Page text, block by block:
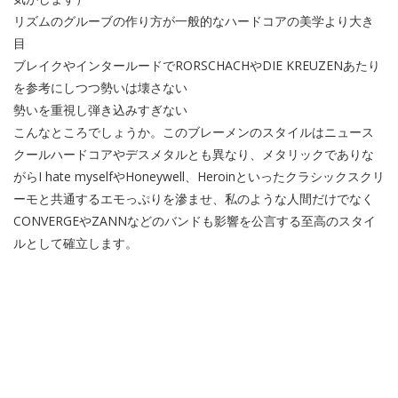
リズムのグルーブの作り方が一般的なハードコアの美学より大き
目
ブレイクやインタールードでRORSCHACHやDIE KREUZENあたり
を参考にしつつ勢いは壊さない
勢いを重視し弾き込みすぎない
こんなところでしょうか。このブレーメンのスタイルはニュース
クールハードコアやデスメタルとも異なり、メタリックでありな
がらI hate myselfやHoneywell、Heroinといったクラシックスクリ
ーモと共通するエモっぷりを滲ませ、私のような人間だけでなく
CONVERGEやZANNなどのバンドも影響を公言する至高のスタイ
ルとして確立します。